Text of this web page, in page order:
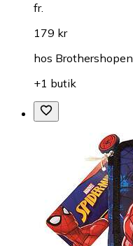
fr.
179 kr
hos Brothershopen
+1 butik